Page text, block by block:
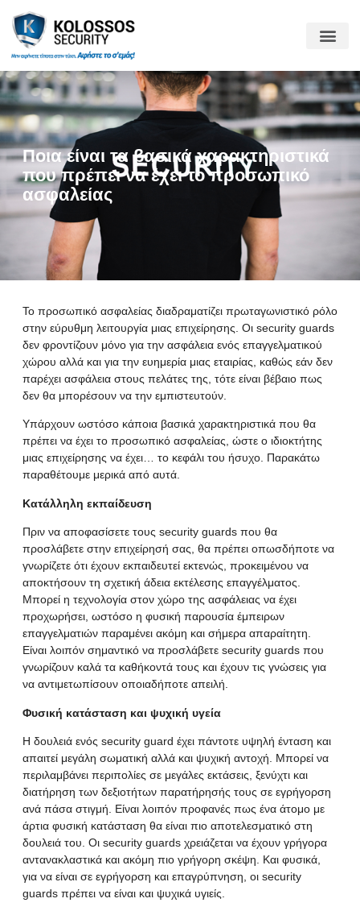
Ποια είναι τα βασικά χαρακτηριστικά
που πρέπει να έχει το προσωπικό
ασφαλείας
Το προσωπικό ασφαλείας διαδραματίζει πρωταγωνιστικό ρόλο
στην εύρυθμη λειτουργία μιας επιχείρησης. Οι security guards
δεν φροντίζουν μόνο για την ασφάλεια ενός επαγγελματικού
χώρου αλλά και για την ευημερία μιας εταιρίας, καθώς εάν δεν
παρέχει ασφάλεια στους πελάτες της, τότε είναι βέβαιο πως
δεν θα μπορέσουν να την εμπιστευτούν.
Υπάρχουν ωστόσο κάποια βασικά χαρακτηριστικά που θα
πρέπει να έχει το προσωπικό ασφαλείας, ώστε ο ιδιοκτήτης
μιας επιχείρησης να έχει… το κεφάλι του ήσυχο. Παρακάτω
παραθέτουμε μερικά από αυτά.
Κατάλληλη εκπαίδευση
Πριν να αποφασίσετε τους security guards που θα
προσλάβετε στην επιχείρησή σας, θα πρέπει οπωσδήποτε να
γνωρίζετε ότι έχουν εκπαιδευτεί εκτενώς, προκειμένου να
αποκτήσουν τη σχετική άδεια εκτέλεσης επαγγέλματος.
Μπορεί η τεχνολογία στον χώρο της ασφάλειας να έχει
προχωρήσει, ωστόσο η φυσική παρουσία έμπειρων
επαγγελματιών παραμένει ακόμη και σήμερα απαραίτητη.
Είναι λοιπόν σημαντικό να προσλάβετε security guards που
γνωρίζουν καλά τα καθήκοντά τους και έχουν τις γνώσεις για
να αντιμετωπίσουν οποιαδήποτε απειλή.
Φυσική κατάσταση και ψυχική υγεία
Η δουλειά ενός security guard έχει πάντοτε υψηλή ένταση και
απαιτεί μεγάλη σωματική αλλά και ψυχική αντοχή. Μπορεί να
περιλαμβάνει περιπολίες σε μεγάλες εκτάσεις, ξενύχτι και
διατήρηση των δεξιοτήτων παρατήρησής τους σε εγρήγορση
ανά πάσα στιγμή. Είναι λοιπόν προφανές πως ένα άτομο με
άρτια φυσική κατάσταση θα είναι πιο αποτελεσματικό στη
δουλειά του. Οι security guards χρειάζεται να έχουν γρήγορα
αντανακλαστικά και ακόμη πιο γρήγορη σκέψη. Και φυσικά,
για να είναι σε εγρήγορση και επαγρύπνηση, οι security
guards πρέπει να είναι και ψυχικά υγιείς.